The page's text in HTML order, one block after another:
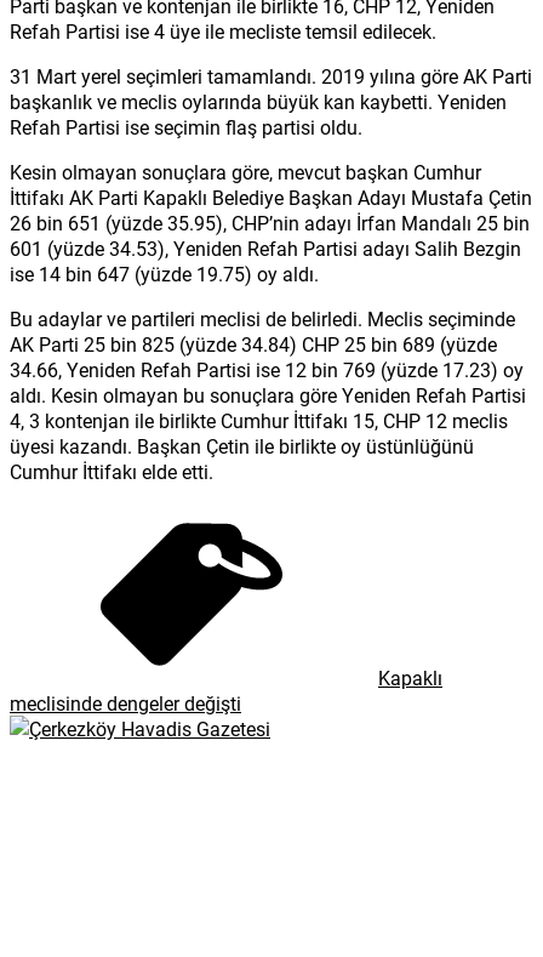
Refah Partisi ise 4 üye ile mecliste temsil edilecek.
31 Mart yerel seçimleri tamamlandı. 2019 yılına göre AK Parti
başkanlık ve meclis oylarında büyük kan kaybetti. Yeniden
Refah Partisi ise seçimin flaş partisi oldu.
Kesin olmayan sonuçlara göre, mevcut başkan Cumhur
İttifakı AK Parti Kapaklı Belediye Başkan Adayı Mustafa Çetin
26 bin 651 (yüzde 35.95), CHP’nin adayı İrfan Mandalı 25 bin
601 (yüzde 34.53), Yeniden Refah Partisi adayı Salih Bezgin
ise 14 bin 647 (yüzde 19.75) oy aldı.
Bu adaylar ve partileri meclisi de belirledi. Meclis seçiminde
AK Parti 25 bin 825 (yüzde 34.84) CHP 25 bin 689 (yüzde
34.66, Yeniden Refah Partisi ise 12 bin 769 (yüzde 17.23) oy
aldı. Kesin olmayan bu sonuçlara göre Yeniden Refah Partisi
4, 3 kontenjan ile birlikte Cumhur İttifakı 15, CHP 12 meclis
üyesi kazandı. Başkan Çetin ile birlikte oy üstünlüğünü
Cumhur İttifakı elde etti.
Kapaklı
meclisinde dengeler değişti